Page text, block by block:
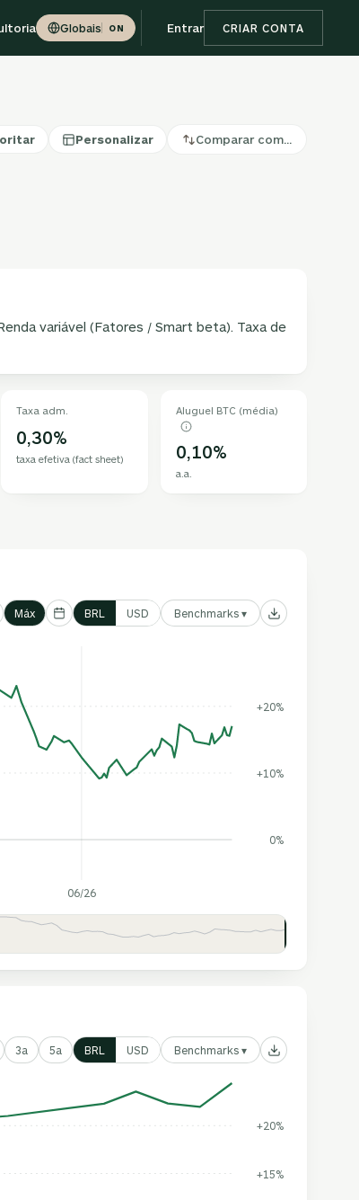
Globais ON Entrar CRIAR CONTA
Personalizar Comparar com…
variável (Fatores / Smart beta). Taxa de
Taxa adm.
0,30%
taxa efetiva (fact sheet)
Aluguel BTC (média)
0,10%
a.a.
Máx BRL USD Benchmarks ▾
0%
+10%
+20%
06/26
3a 5a BRL USD Benchmarks ▾
+15%
+20%